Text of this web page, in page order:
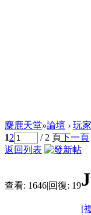
麋鹿天堂»論壇 › 玩
12 / 2 頁下一頁
返回列表
查看: 1646|回復: 19
[